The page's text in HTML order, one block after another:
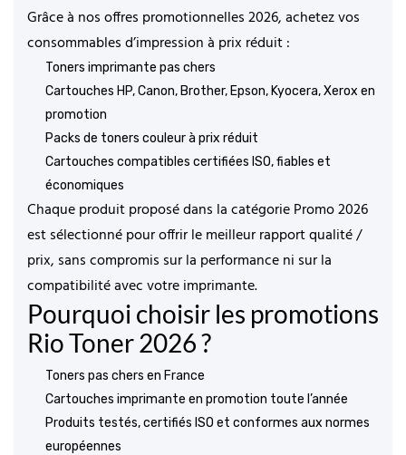
Grâce à nosoffres promotionnelles 2026, achetez vos
consommables d’impression à prix réduit :
Toners imprimante pas chers
Cartouches HP, Canon, Brother, Epson, Kyocera, Xerox en
promotion
Packs de toners couleur à prix réduit
Cartouches compatibles certifiées ISO, fiables et
économiques
Chaque produit proposé dans la catégoriePromo 2026
est sélectionné pour offrir lemeilleur rapport qualité /
prix, sans compromis sur la performance ni sur la
compatibilité avec votre imprimante.
Pourquoi choisir les promotions
Rio Toner 2026 ?
Toners pas chers en France
Cartouches imprimante en promotion toute l’année
Produits testés, certifiés ISO et conformes aux normes
européennes